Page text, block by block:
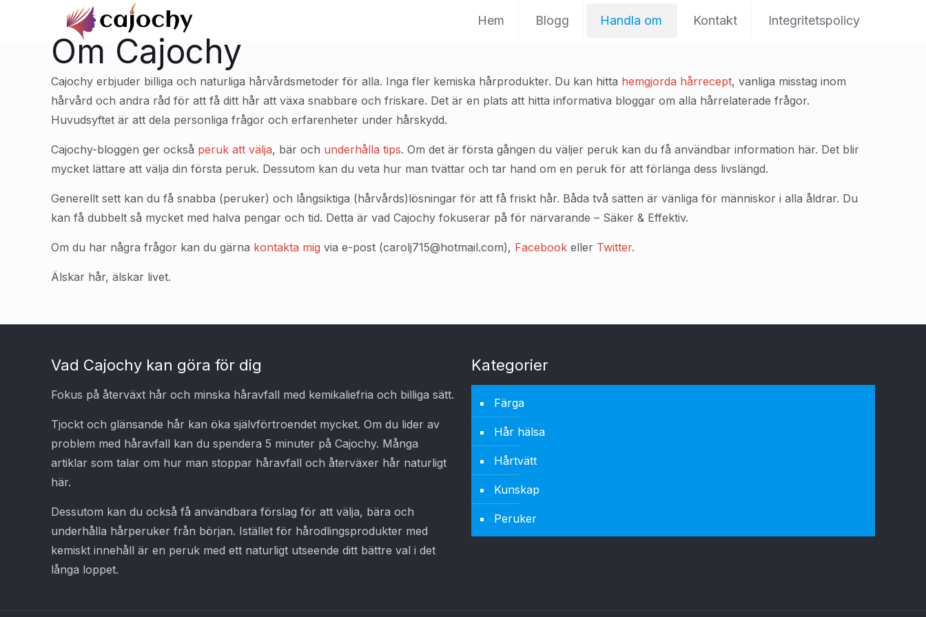
Hem Blogg Handla om Kontakt Integritetspolicy
Om Cajochy
Cajochy erbjuder billiga och naturliga hårvårdsmetoder för alla. Inga fler kemiska hårprodukter. Du kan hitta hemgjorda hårrecept, vanliga misstag inom
hårvård och andra råd för att få ditt hår att växa snabbare och friskare. Det är en plats att hitta informativa bloggar om alla hårrelaterade frågor.
Huvudsyftet är att dela personliga frågor och erfarenheter under hårskydd.
Cajochy-bloggen ger också peruk att välja, bär och underhålla tips. Om det är första gången du väljer peruk kan du få användbar information här. Det blir
mycket lättare att välja din första peruk. Dessutom kan du veta hur man tvättar och tar hand om en peruk för att förlänga dess livslängd.
Generellt sett kan du få snabba (peruker) och långsiktiga (hårvårds)lösningar för att få friskt hår. Båda två sätten är vänliga för människor i alla åldrar. Du
kan få dubbelt så mycket med halva pengar och tid. Detta är vad Cajochy fokuserar på för närvarande – Säker & Effektiv.
Om du har några frågor kan du gärna kontakta mig via e-post (carolj715@hotmail.com), Facebook eller Twitter.
Älskar hår, älskar livet.
Vad Cajochy kan göra för dig
Fokus på återväxt hår och minska håravfall med kemikaliefria och billiga sätt.
Tjockt och glänsande hår kan öka självförtroendet mycket. Om du lider av
problem med håravfall kan du spendera 5 minuter på Cajochy. Många
artiklar som talar om hur man stoppar håravfall och återväxer hår naturligt
här.
Dessutom kan du också få användbara förslag för att välja, bära och
underhålla hårperuker från början. Istället för hårodlingsprodukter med
kemiskt innehåll är en peruk med ett naturligt utseende ditt bättre val i det
långa loppet.
Kategorier
Färga
Hår hälsa
Hårtvätt
Kunskap
Peruker